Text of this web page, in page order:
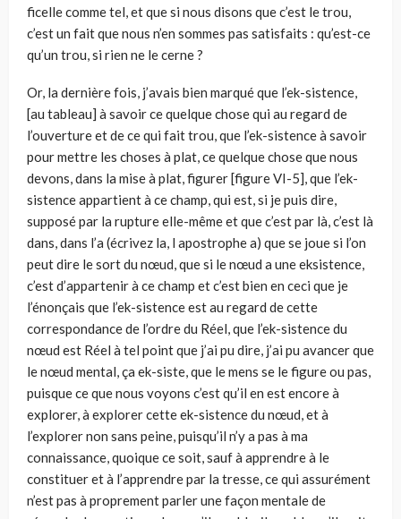
ficelle comme tel, et que si nous disons que c’est le trou,
c’est un fait que nous n’en sommes pas satisfaits : qu’est-ce
qu’un trou, si rien ne le cerne ?
Or, la dernière fois, j’avais bien marqué que l’ek-sistence,
[au tableau] à savoir ce quelque chose qui au regard de
l’ouverture et de ce qui fait trou, que l’ek-sistence à savoir
pour mettre les choses à plat, ce quelque chose que nous
devons, dans la mise à plat, figurer [figure VI-5], que l’ek-
sistence appartient à ce champ, qui est, si je puis dire,
supposé par la rupture elle-même et que c’est par là, c’est là
dans, dans l’a (écrivez la, l apostrophe a) que se joue si l’on
peut dire le sort du nœud, que si le nœud a une eksistence,
c’est d’appartenir à ce champ et c’est bien en ceci que je
l’énonçais que l’ek-sistence est au regard de cette
correspondance de l’ordre du Réel, que l’ek-sistence du
nœud est Réel à tel point que j’ai pu dire, j’ai pu avancer que
le nœud mental, ça ek-siste, que le mens se le figure ou pas,
puisque ce que nous voyons c’est qu’il en est encore à
explorer, à explorer cette ek-sistence du nœud, et à
l’explorer non sans peine, puisqu’il n’y a pas à ma
connaissance, quoique ce soit, sauf à apprendre à le
constituer et à l’apprendre par la tresse, ce qui assurément
n’est pas à proprement parler une façon mentale de